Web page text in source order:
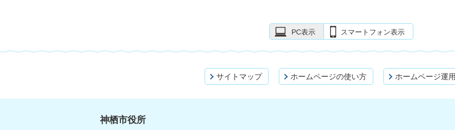
PC表示 スマートフォン表示
サイトマップ ホームページの使い方 ホームページ運
神栖市役所